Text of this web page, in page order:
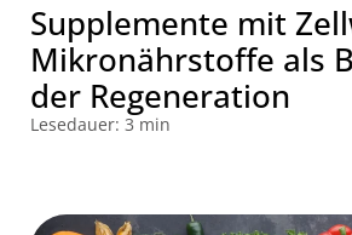
Supplemente mit
Mikronährstoffe als
der Regeneration
Lesedauer: 3 min